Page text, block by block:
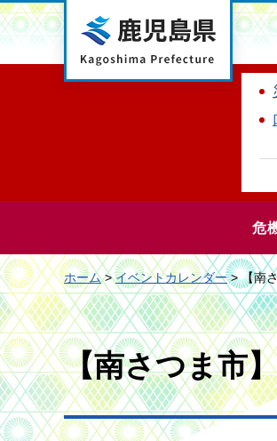
鹿児島県
危
ホーム>イベントカレンダー> 【南
【南さつま市